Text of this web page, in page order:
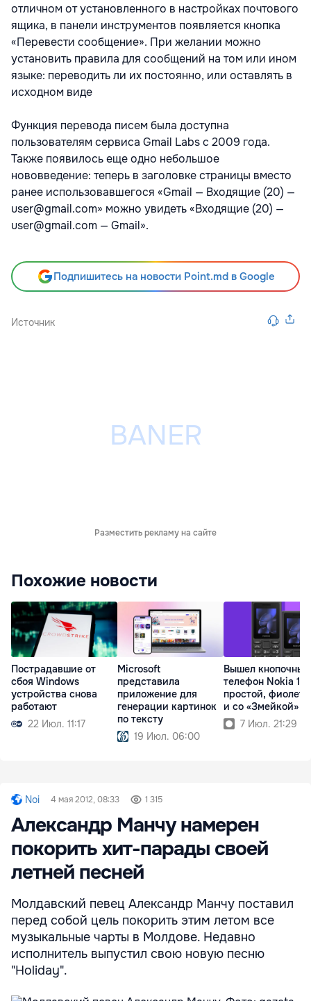
отличном от установленного в настройках почтового
ящика, в панели инструментов появляется кнопка
«Перевести сообщение». При желании можно
установить правила для сообщений на том или ином
языке: переводить ли их постоянно, или оставлять в
исходном виде
Функция перевода писем была доступна
пользователям сервиса Gmail Labs с 2009 года.
Также появилось еще одно небольшое
нововведение: теперь в заголовке страницы вместо
ранее использовавшегося «Gmail — Входящие (20) —
user@gmail.com» можно увидеть «Входящие (20) —
user@gmail.com — Gmail».
Подпишитесь на новости Point.md в Google
Источник
Разместить рекламу на сайте
Похожие новости
Пострадавшие от
сбоя Windows
устройства снова
работают
22 Июл. 11:17
Microsoft
представила
приложение для
генерации картинок
по тексту
19 Июл. 06:00
Вышел кнопочный
телефон Nokia
простой,
и со «Змейкой»
7 Июл. 21:29
Noi 4 мая 2012, 08:33 1 315
Александр Манчу намерен
покорить хит-парады своей
летней песней
Молдавский певец Александр Манчу поставил
перед собой цель покорить этим летом все
музыкальные чарты в Молдове. Недавно
исполнитель выпустил свою новую песню
"Holiday".